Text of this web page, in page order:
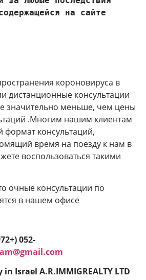
на сайте
короновируса в
дистанционные консультации
значительно меньше, чем цены
.Многим нашим клиентам
консультаций,
время на поезду к нам в
воспользоваться такими
очные консультации по
в нашем офисе
052-
Israel A.R.IMMIGREALTY LTD